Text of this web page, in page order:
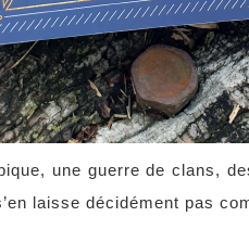
une guerre de clans,
laisse décidément pas